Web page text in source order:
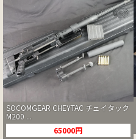
SOCOMGEAR CHEYTAC チェイタック
M200 ...
65000円